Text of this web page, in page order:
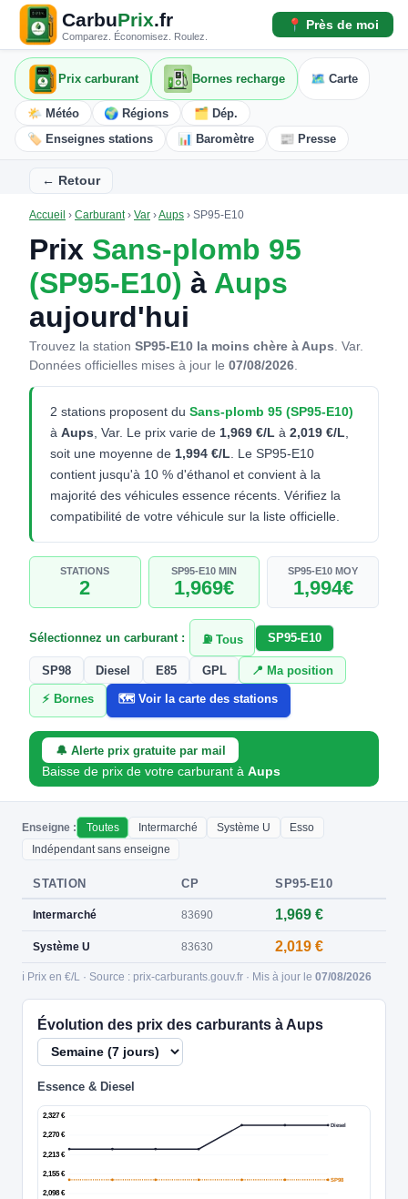
CarbuPrix.fr
Comparez. Économisez. Roulez.
📍 Près de moi
Prix carburant Bornes recharge 🗺️ Carte
🌤️ Météo 🌍 Régions
🗂️ Dép.
🏷️ Enseignes stations
📊 Baromètre 📰 Presse
← Retour
Accueil › Carburant› Var ›Aups › SP95-E10
Prix Sans-plomb 95
(SP95-E10) à Aups
aujourd'hui
Trouvez la station SP95-E10 la moins chère à Aups. Var.
Données officielles mises à jour le 07/08/2026.
2 stations proposent du Sans-plomb 95 (SP95-E10)
à Aups, Var. Le prix varie de 1,969 €/L à 2,019 €/L,
soit une moyenne de 1,994 €/L. Le SP95-E10
contient jusqu'à 10 % d'éthanol et convient à la
majorité des véhicules essence récents. Vérifiez la
compatibilité de votre véhicule sur la liste officielle.
STATIONS
2
SP95-E10 MIN
1,969€
SP95-E10 MOY
1,994€
Sélectionnez un carburant : ⛽ Tous SP95-E10
SP98 Diesel E85 GPL 📍 Ma position
⚡ Bornes 🗺️ Voir la carte des stations
🔔 Alerte prix gratuite par mail
Baisse de prix de votre carburant àAups
Enseigne : Toutes Intermarché Système U
Esso
Indépendant sans enseigne
STATION CP SP95-E10
Intermarché 83690 1,969 €
Système U 83630 2,019 €
ℹ️ Prix en €/L · Source : prix-carburants.gouv.fr · Mis à jour le 07/08/2026
Évolution des prix des carburants à Aups
Essence & Diesel
2,098 €
2,155 €
2,213 €
2,270 €
2,327 €
Diesel
SP98